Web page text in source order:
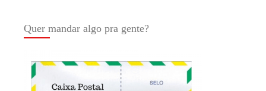
Quer mandar algo pra gente?